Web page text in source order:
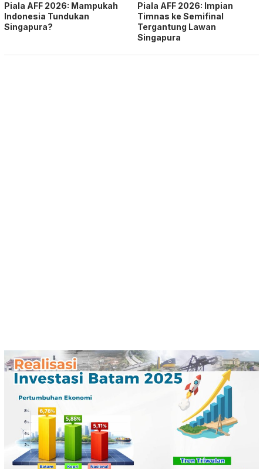
Piala AFF 2026: Mampukah
Indonesia Tundukan
Singapura?
Piala AFF 2026: Impian
Timnas ke Semifinal
Tergantung Lawan
Singapura